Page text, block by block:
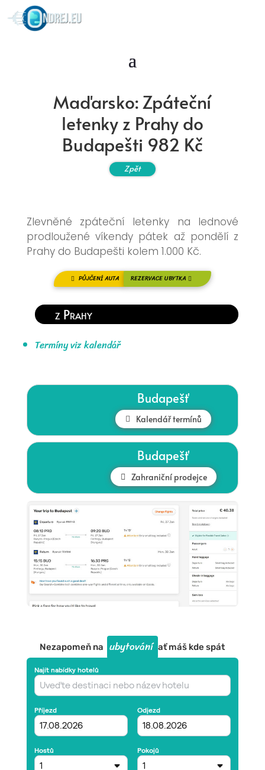
Maďarsko: Zpáteční
letenky z Prahy do
Budapešti 982 Kč
Zpět
Zlevněné zpáteční letenky na lednové
prodloužené víkendy pátek až pondělí z
Prahy do Budapešti kolem 1.000 Kč.
PŮJČENÍ AUTA REZERVACE UBYTKA
z Prahy
Termíny viz kalendář
Budapešť
Kalendář termínů
Budapešť
Zahraniční prodejce
Nezapomeň na ubytování ať máš kde spát